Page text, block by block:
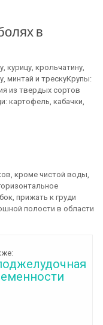
в
курицу, крольчатину,
минтай и трескуКрупы:
из твердых сортов
кабачки,
кроме чистой воды,
прижать к груди
полости в области